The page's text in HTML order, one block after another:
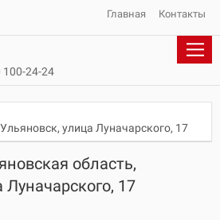
Главная Контакты
100-24-24
улица Луначарского, 17
область,
17